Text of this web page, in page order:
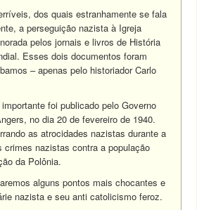
dos quais estranhamente se fala
a perseguição nazista à Igreja
pelos jornais e livros de História
Esses dois documentos foram
– apenas pelo historiador Carlo
foi publicado pelo Governo
no dia 20 de fevereiro de 1940.
as atrocidades nazistas durante a
crimes nazistas contra a população
da Polônia.
alguns pontos mais chocantes e
nazista e seu anti catolicismo feroz.